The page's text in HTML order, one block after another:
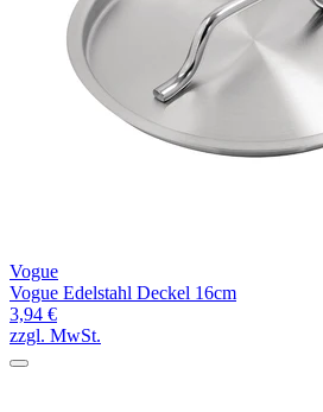
Vogue
Vogue Edelstahl Deckel 16cm
3,94 €
zzgl. MwSt.